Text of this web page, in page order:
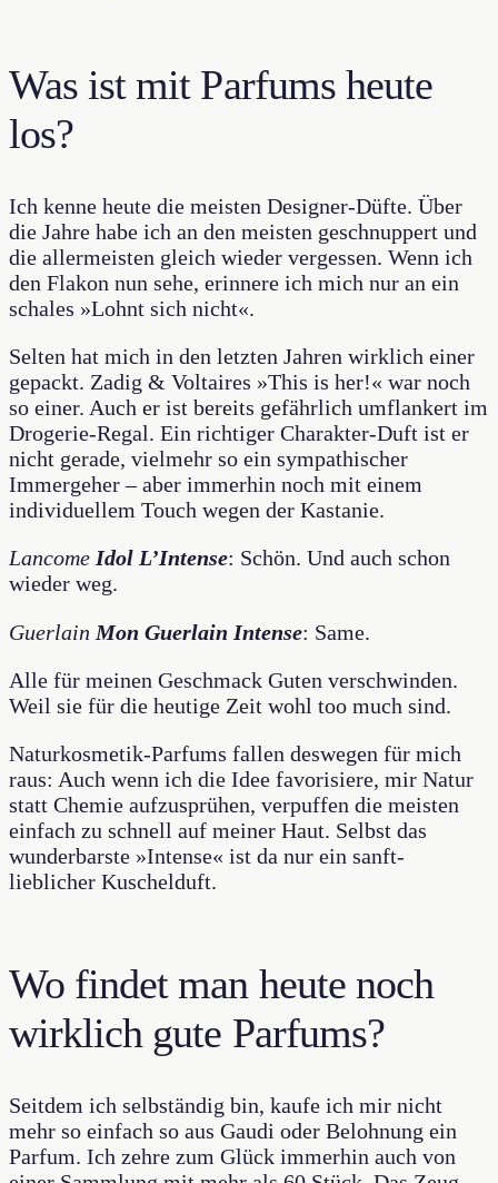
Was ist mit Parfums heute
los?
Ich kenne heute die meisten Designer-Düfte. Über
die Jahre habe ich an den meisten geschnuppert und
die allermeisten gleich wieder vergessen. Wenn ich
den Flakon nun sehe, erinnere ich mich nur an ein
schales »Lohnt sich nicht«.
Selten hat mich in den letzten Jahren wirklich einer
gepackt. Zadig & Voltaires »This is her!« war noch
so einer. Auch er ist bereits gefährlich umflankert im
Drogerie-Regal. Ein richtiger Charakter-Duft ist er
nicht gerade, vielmehr so ein sympathischer
Immergeher – aber immerhin noch mit einem
individuellem Touch wegen der Kastanie.
Lancome Idol L’Intense: Schön. Und auch schon
wieder weg.
Guerlain Mon Guerlain Intense: Same.
Alle für meinen Geschmack Guten verschwinden.
Weil sie für die heutige Zeit wohl too much sind.
Naturkosmetik-Parfums fallen deswegen für mich
raus: Auch wenn ich die Idee favorisiere, mir Natur
statt Chemie aufzusprühen, verpuffen die meisten
einfach zu schnell auf meiner Haut. Selbst das
wunderbarste »Intense« ist da nur ein sanft-
lieblicher Kuschelduft.
Wo findet man heute noch
wirklich gute Parfums?
Seitdem ich selbständig bin, kaufe ich mir nicht
mehr so einfach so aus Gaudi oder Belohnung ein
Parfum. Ich zehre zum Glück immerhin auch von